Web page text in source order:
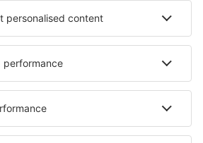
Cazare în Tongue
Cazare în Concon
cazare - regiuni
Cazare in Padjelanta National Park